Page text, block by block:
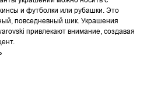
и футболки или рубашки. Это
повседневный шик. Украшения
привлекают внимание, создавая